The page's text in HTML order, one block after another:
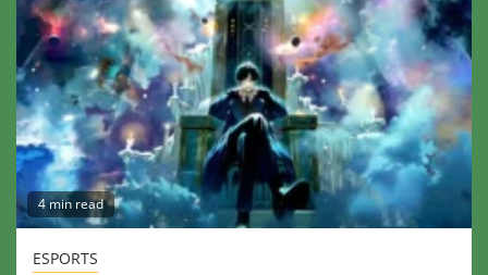
4 min read
ESPORTS